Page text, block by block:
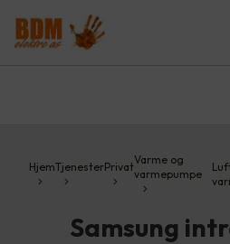
HjemTjenesterPrivat
Varme og
varmepumpe
Samsung